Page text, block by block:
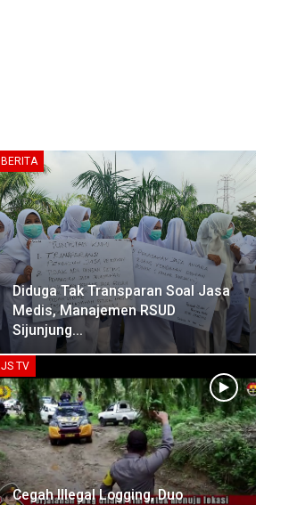
BERITA
Diduga Tak Transparan Soal Jasa
Medis, Manajemen RSUD
Sijunjung…
JS TV
Cegah Illegal Logging, Duo